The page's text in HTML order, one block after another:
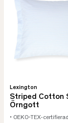
Lexington
Striped Cotton
Örngott
• OEKO-TEX-certifierad